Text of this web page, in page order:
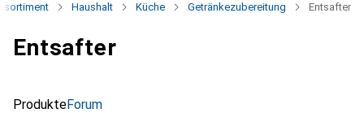
Haushalt Küche Getränkezubereitung Entsafter
Entsafter
ProdukteForum